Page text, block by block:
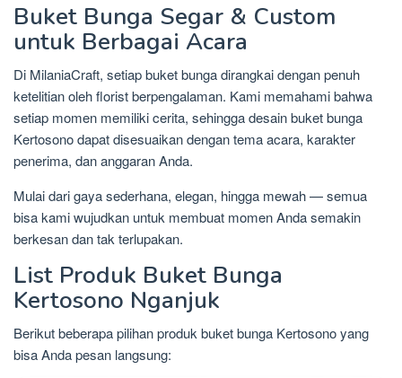
Buket Bunga Segar & Custom
untuk Berbagai Acara
Di MilaniaCraft, setiap buket bunga dirangkai dengan penuh
ketelitian oleh florist berpengalaman. Kami memahami bahwa
setiap momen memiliki cerita, sehingga desain buket bunga
Kertosono dapat disesuaikan dengan tema acara, karakter
penerima, dan anggaran Anda.
Mulai dari gaya sederhana, elegan, hingga mewah — semua
bisa kami wujudkan untuk membuat momen Anda semakin
berkesan dan tak terlupakan.
List Produk Buket Bunga
Kertosono Nganjuk
Berikut beberapa pilihan produk buket bunga Kertosono yang
bisa Anda pesan langsung: